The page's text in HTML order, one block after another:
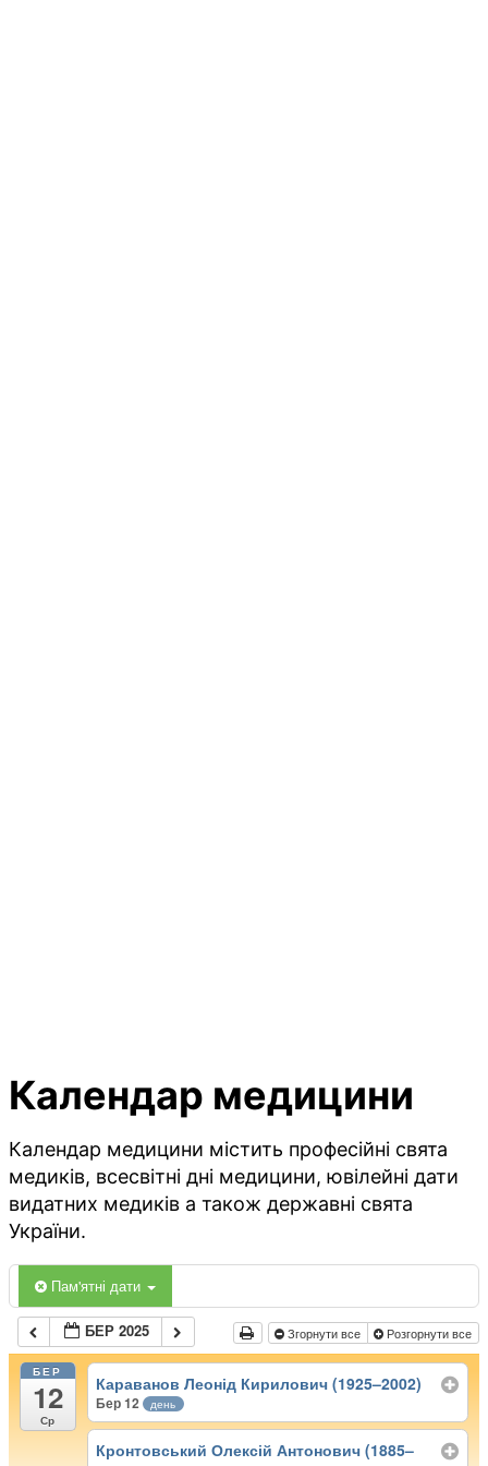
Календар медицини
Календар медицини містить професійні свята
медиків, всесвітні дні медицини, ювілейні дати
видатних медиків а також державні свята
України.
Пам'ятні дати
БЕР 2025 Згорнути все Розгорнути все
БЕР
12
Ср
Караванов Леонід Кирилович (1925–2002)
Бер 12 день
Кронтовський Олексій Антонович (1885–